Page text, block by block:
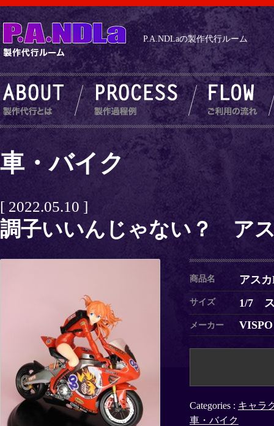
P.A.NDLaの製作代行ルーム
車・バイク
[ 2022.05.10 ]
調子いいんじゃない？ ア
商品名 アス
サイズ 1/7
メーカー VISPO
Categories : キャラ
車・バイク